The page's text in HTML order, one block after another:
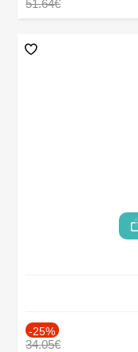
51.64€
-25%
34.05€